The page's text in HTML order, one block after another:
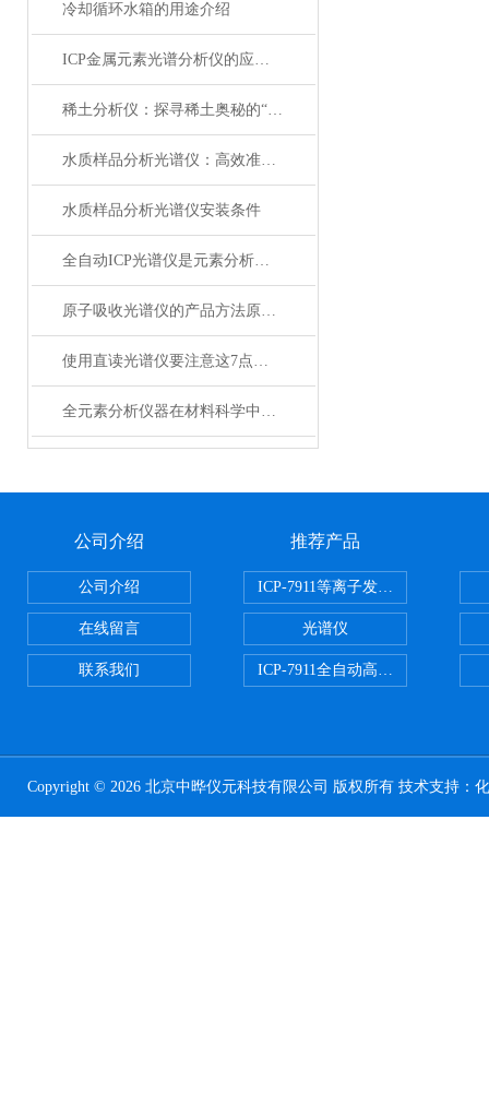
冷却循环水箱的用途介绍
ICP金属元素光谱分析仪的应用与发展
稀土分析仪：探寻稀土奥秘的“得力助手”
水质样品分析光谱仪：高效准确的水质检测利器
水质样品分析光谱仪安装条件
全自动ICP光谱仪是元素分析的全能探测仪
原子吸收光谱仪的产品方法原理介绍
使用直读光谱仪要注意这7点事项
全元素分析仪器在材料科学中的应用与挑战
公司介绍
公司介绍
在线留言
联系我们
推荐产品
ICP-7911等离子发射光谱
光谱仪
ICP-7911全自动高压开关电源供
Copyright © 2026 北京中晔仪元科技有限公司 版权所有 技术支持：